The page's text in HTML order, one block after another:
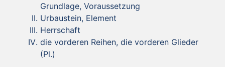
Grundlage, Voraussetzung
Urbaustein, Element
Herrschaft
die vorderen Reihen, die vorderen Glieder
(Pl.)